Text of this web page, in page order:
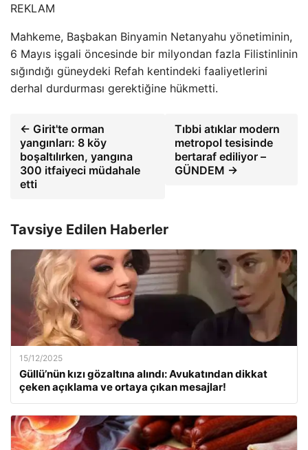
REKLAM
Mahkeme, Başbakan Binyamin Netanyahu yönetiminin,
6 Mayıs işgali öncesinde bir milyondan fazla Filistinlinin
sığındığı güneydeki Refah kentindeki faaliyetlerini
derhal durdurması gerektiğine hükmetti.
← Girit'te orman
yangınları: 8 köy
boşaltılırken, yangına
300 itfaiyeci müdahale
etti
Tıbbi atıklar modern
metropol tesisinde
bertaraf ediliyor –
GÜNDEM →
Tavsiye Edilen Haberler
15/12/2025
Güllü’nün kızı gözaltına alındı: Avukatından dikkat
çeken açıklama ve ortaya çıkan mesajlar!